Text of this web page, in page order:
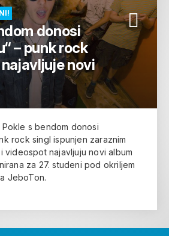
donosi
– punk rock
novi
s bendom donosi
rock singl ispunjen zaraznim
videospot najavljuju novi album
za 27. studeni pod okriljem
JeboTon.